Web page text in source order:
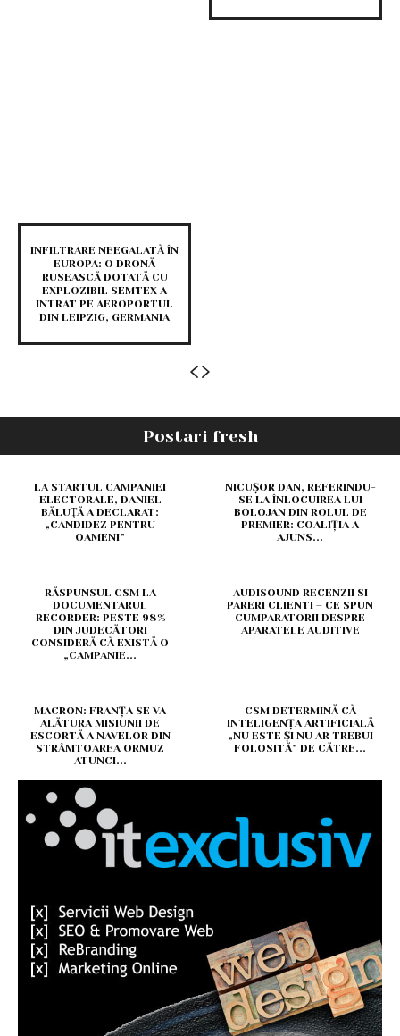
INFILTRARE NEEGALATĂ ÎN
EUROPA: O DRONĂ
RUSEASCĂ DOTATĂ CU
EXPLOZIBIL SEMTEX A
INTRAT PE AEROPORTUL
DIN LEIPZIG, GERMANIA
Postari fresh
LA STARTUL CAMPANIEI
ELECTORALE, DANIEL
BĂLUŢĂ A DECLARAT:
„CANDIDEZ PENTRU
OAMENI”
NICUȘOR DAN, REFERINDU-
SE LA ÎNLOCUIREA LUI
BOLOJAN DIN ROLUL DE
PREMIER: COALIȚIA A
AJUNS...
RĂSPUNSUL CSM LA
DOCUMENTARUL
RECORDER: PESTE 98%
DIN JUDECĂTORI
CONSIDERĂ CĂ EXISTĂ O
„CAMPANIE...
AUDISOUND RECENZII SI
PARERI CLIENTI – CE SPUN
CUMPARATORII DESPRE
APARATELE AUDITIVE
MACRON: FRANȚA SE VA
ALĂTURA MISIUNII DE
ESCORTĂ A NAVELOR DIN
STRÂMTOAREA ORMUZ
ATUNCI...
CSM DETERMINĂ CĂ
INTELIGENȚA ARTIFICIALĂ
„NU ESTE ȘI NU AR TREBUI
FOLOSITĂ” DE CĂTRE...